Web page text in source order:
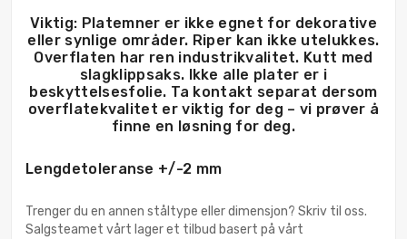
Viktig: Platemner er ikke egnet for dekorative
eller synlige områder. Riper kan ikke utelukkes.
Overflaten har ren industrikvalitet. Kutt med
slagklippsaks. Ikke alle plater er i
beskyttelsesfolie. Ta kontakt separat dersom
overflatekvalitet er viktig for deg – vi prøver å
finne en løsning for deg.
Lengdetoleranse +/-2 mm
Trenger du en annen ståltype eller dimensjon? Skriv til oss.
Salgsteamet vårt lager et tilbud basert på vårt